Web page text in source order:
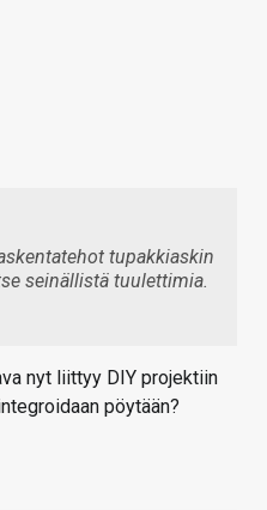
tupakkiaskin
seinällistä tuulettimia.
nyt liittyy DIY projektiin
pöytään?